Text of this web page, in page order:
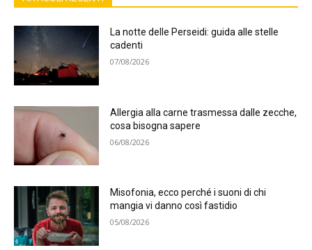
La notte delle Perseidi: guida alle stelle
cadenti
07/08/2026
Allergia alla carne trasmessa dalle zecche,
cosa bisogna sapere
06/08/2026
Misofonia, ecco perché i suoni di chi
mangia vi danno così fastidio
05/08/2026